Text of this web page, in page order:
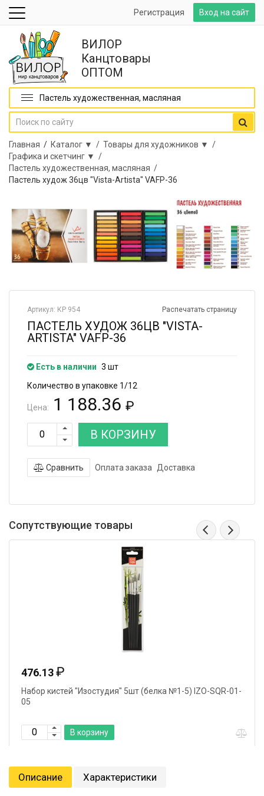
Вход на сайт
Регистрация
ВИЛОР
Канцтовары
ОПТОМ
Пастель художественная, масляная
Главная / Каталог ▼ / Товары для художников ▼ /
Графика и скетчинг ▼ /
Пастель художественная, масляная /
Пастель худож 36цв "Vista-Artista" VAFP-36
Распечатать страницу
Артикул: КР 954
ПАСТЕЛЬ ХУДОЖ 36ЦВ "VISTA-
ARTISTA" VAFP-36
Есть в наличии 3 шт
Количество в упаковке 1/12
Цена: 1 188.36 ₽
В КОРЗИНУ
Сравнить Оплата заказа Доставка
Сопутствующие товары
476.13₽
Набор кистей "Изостудия" 5шт (белка №1-5) IZO-SQR-01-
05
В корзину
Описание Характеристики